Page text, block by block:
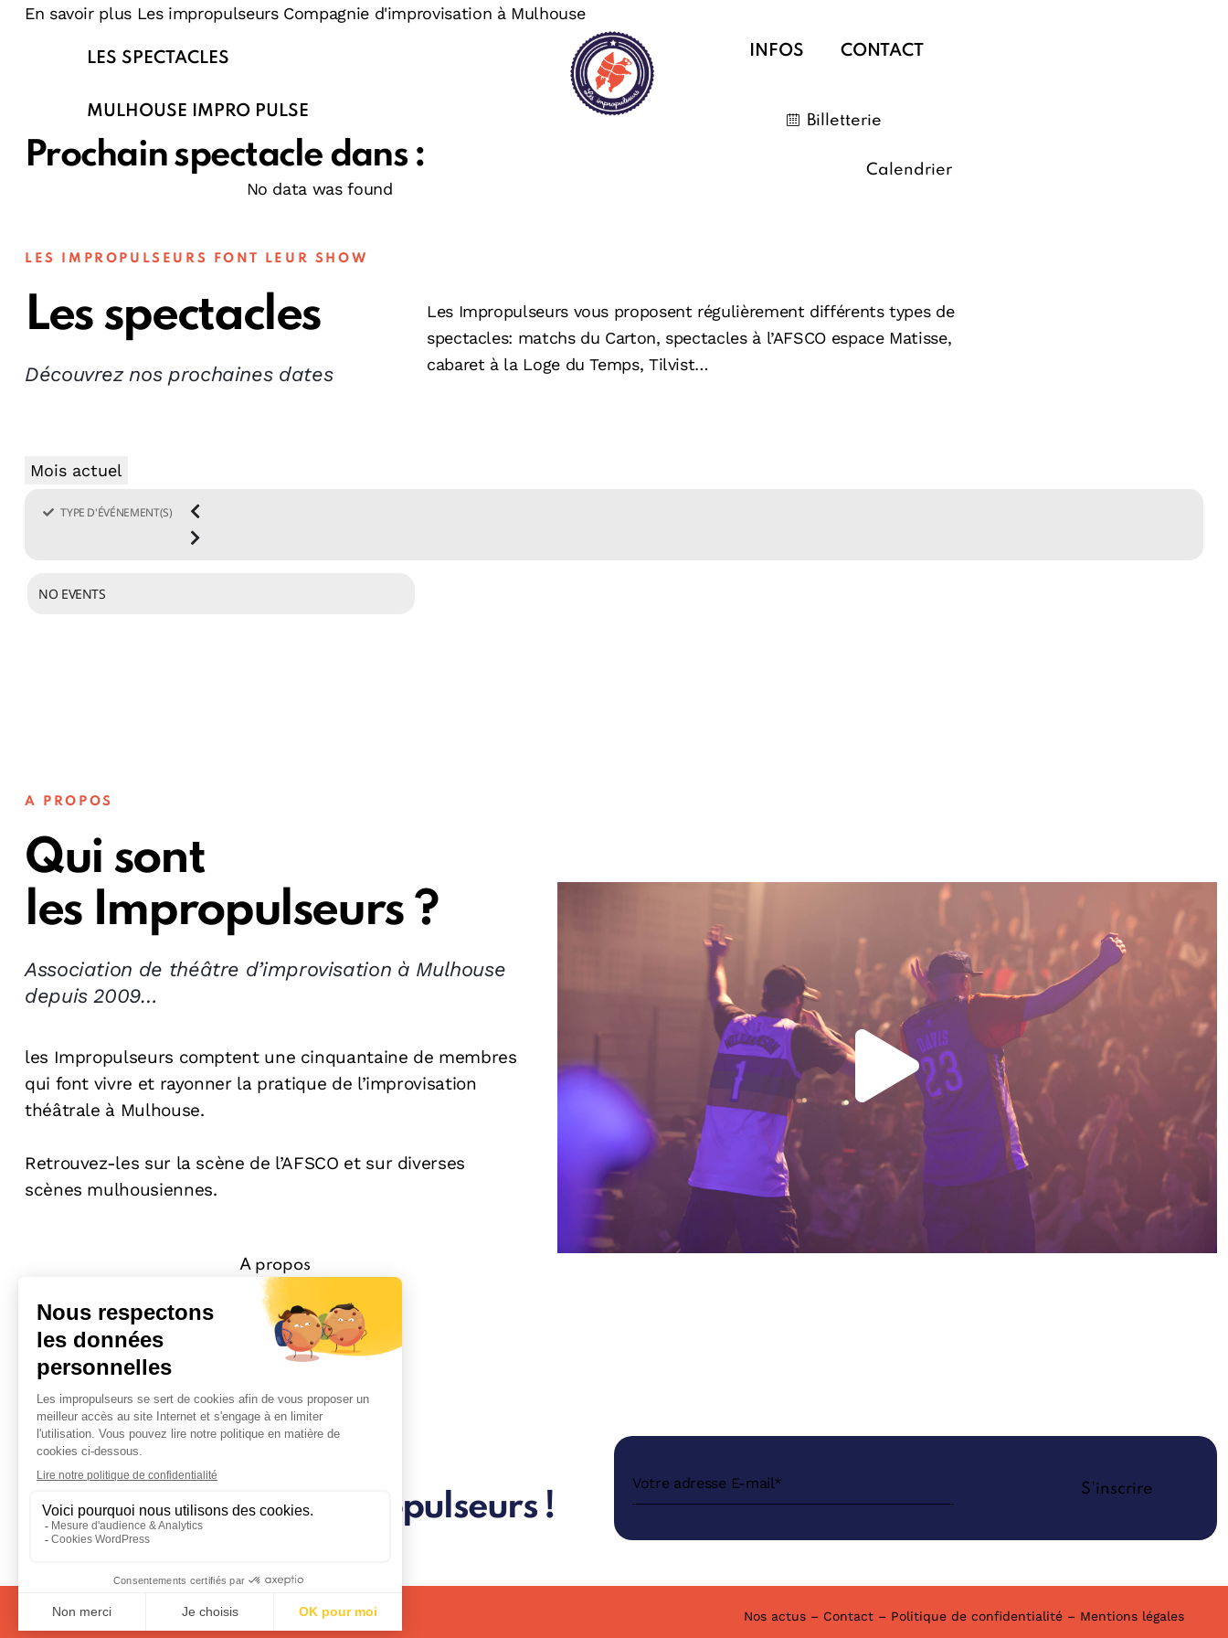
LES SPECTACLES
MULHOUSE IMPRO PULSE
INFOS CONTACT
Billetterie
En savoir plus Les impropulseurs Compagnie d'improvisation à Mulhouse
Prochain spectacle dans :
No data was found
Calendrier
LES IMPROPULSEURS FONT LEUR SHOW
Les spectacles
Découvrez nos prochaines dates
Les Impropulseurs vous proposent régulièrement différents types de
spectacles: matchs du Carton, spectacles à l’AFSCO espace Matisse,
cabaret à la Loge du Temps, Tilvist…
Mois actuel
TYPE D'ÉVÉNEMENT(S)
NO EVENTS
A PROPOS
Qui sont
les Impropulseurs ?
Association de théâtre d’improvisation à Mulhouse
depuis 2009…
les Impropulseurs comptent une cinquantaine de membres
qui font vivre et rayonner la pratique de l’improvisation
théâtrale à Mulhouse.
Retrouvez-les sur la scène de l’AFSCO et sur diverses
scènes mulhousiennes.
A propos
Mulhouse Impro Pulse
Recevez tous les mois
l'information des Impropulseurs !
Nos actus – Contact – Politique de confidentialité – Mentions légales